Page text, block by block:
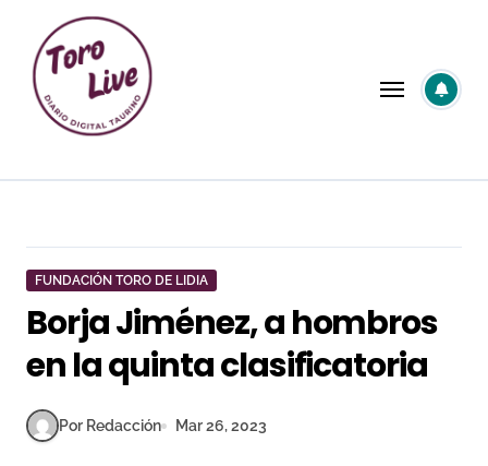
contenido
FUNDACIÓN TORO DE LIDIA
Borja Jiménez, a hombros
en la quinta clasificatoria
Por Redacción Mar 26, 2023